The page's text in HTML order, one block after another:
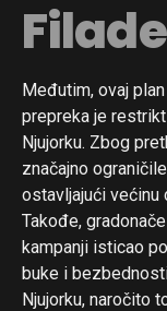
Međutim, ovaj
prepreka je
Njujorku. Zbog
značajno
ostavljajući većinu
Takođe,
kampanji isticao
buke i
Njujorku, naročito